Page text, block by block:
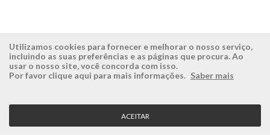
ÉSISTEMAS
Empresa
Visão, Missão e Valores
ÁREA RESERVADA
Login
Recuperar Password
Utilizamos cookies para fornecer e melhorar o nosso serviço,
incluindo as suas preferências e as páginas que procura. Ao
usar o nosso site, você concorda com isso.
Por favor clique aqui para mais informações. Saber mais
ACEITAR